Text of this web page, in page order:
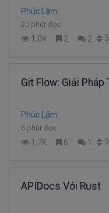
Phúc Lâm
20 phút đọc
1.0K 2 2 5
Git Flow: Giải Pháp
Phúc Lâm
6 phút đọc
1.7K 6 1 9
APIDocs Với Rust